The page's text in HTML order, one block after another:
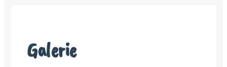
Galerie